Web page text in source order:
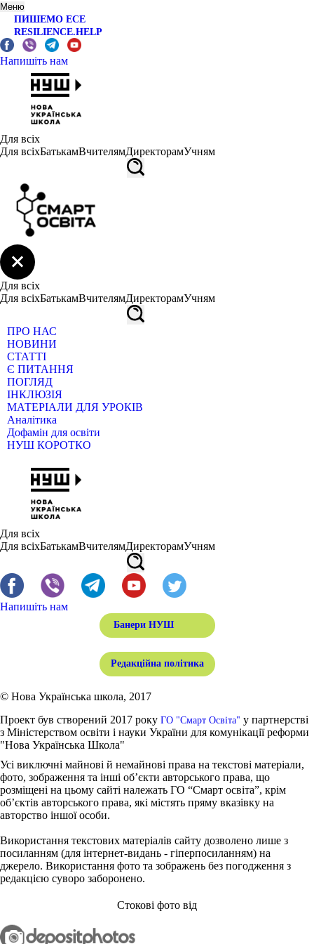
Меню
ПИШЕМО ЕСЕ
RESILIENCE.HELP
Напишіть нам
Для всіх
Для всіхБатькамВчителямДиректорамУчням
Для всіх
Для всіхБатькамВчителямДиректорамУчням
ПРО НАС
НОВИНИ
СТАТТІ
Є ПИТАННЯ
ПОГЛЯД
ІНКЛЮЗІЯ
МАТЕРІАЛИ ДЛЯ УРОКІВ
Аналітика
Дофамін для освіти
НУШ КОРОТКО
Для всіх
Для всіхБатькамВчителямДиректорамУчням
Напишіть нам
Банери НУШ
Редакційна політика
© Нова Українська школа, 2017
Проект був створений 2017 року ГО "Смарт Освіта" у партнерстві
з Міністерством освіти і науки України для комунікації реформи
"Нова Українська Школа"
Усі виключні майнові й немайнові права на текстові матеріали,
фото, зображення та інші об’єкти авторського права, що
розміщені на цьому сайті належать ГО “Смарт освіта”, крім
об’єктів авторського права, які містять пряму вказівку на
авторство іншої особи.
Використання текстових матеріалів сайту дозволено лише з
посиланням (для інтернет-видань - гіперпосиланням) на
джерело. Використання фото та зображень без погодження з
редакцією суворо заборонено.
Стокові фото від